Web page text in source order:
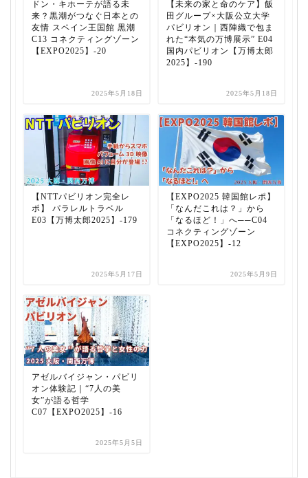
ドン・キホーテが語る未
来？黒潮がつなぐ日本との
友情 スペイン王国館 黒潮
C13 コネクティングゾーン
【EXPO2025】-20
2025年5月18日
【未来の家と命のケア】飯
田グループ×大阪公立大学
パビリオン｜西陣織で包ま
れた“本気の万博展示” E04
国内パビリオン【万博太郎
2025】-190
2025年5月18日
【NTTパビリオン完全レ
ポ】 パラレルトラベル
E03【万博太郎2025】-179
2025年5月17日
【EXPO2025 韓国館レポ】
「なんだこれは？」から
「なるほど！」へ──C04
コネクティングゾーン
【EXPO2025】-12
2025年5月9日
アゼルバイジャン・パビリ
オン体験記｜“7人の美
女”が語る哲学
C07【EXPO2025】-16
2025年5月5日